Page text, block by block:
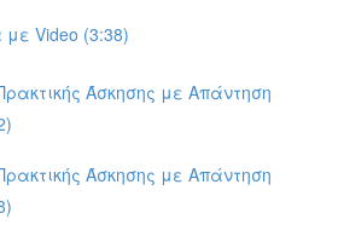
Video (3:38)
Άσκησης με Απάντηση
Άσκησης με Απάντηση